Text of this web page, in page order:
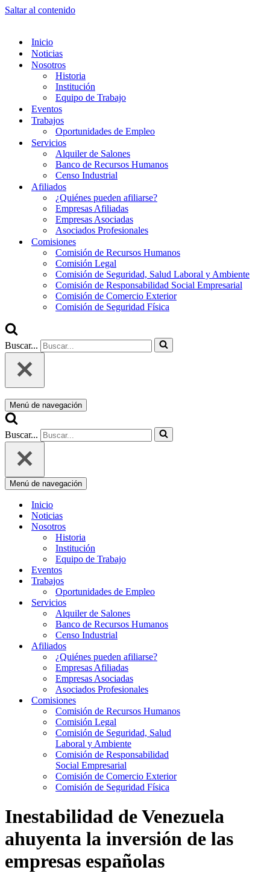
Saltar al contenido
Inicio
Noticias
Nosotros
Historia
Institución
Equipo de Trabajo
Eventos
Trabajos
Oportunidades de Empleo
Servicios
Alquiler de Salones
Banco de Recursos Humanos
Censo Industrial
Afiliados
¿Quiénes pueden afiliarse?
Empresas Afiliadas
Empresas Asociadas
Asociados Profesionales
Comisiones
Comisión de Recursos Humanos
Comisión Legal
Comisión de Seguridad, Salud Laboral y Ambiente
Comisión de Responsabilidad Social Empresarial
Comisión de Comercio Exterior
Comisión de Seguridad Física
Buscar...
Menú de navegación
Buscar...
Menú de navegación
Inicio
Noticias
Nosotros
Historia
Institución
Equipo de Trabajo
Eventos
Trabajos
Oportunidades de Empleo
Servicios
Alquiler de Salones
Banco de Recursos Humanos
Censo Industrial
Afiliados
¿Quiénes pueden afiliarse?
Empresas Afiliadas
Empresas Asociadas
Asociados Profesionales
Comisiones
Comisión de Recursos Humanos
Comisión Legal
Comisión de Seguridad, Salud
Laboral y Ambiente
Comisión de Responsabilidad
Social Empresarial
Comisión de Comercio Exterior
Comisión de Seguridad Física
Inestabilidad de Venezuela
ahuyenta la inversión de las
empresas españolas